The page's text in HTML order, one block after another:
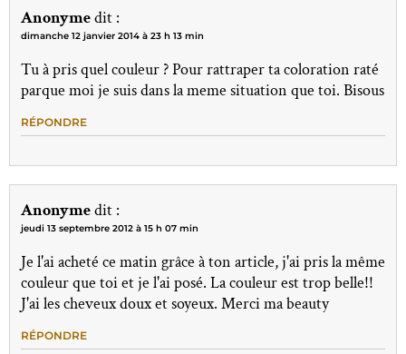
Anonymedit :
dimanche 12 janvier 2014 à 23 h 13 min
Tu à pris quel couleur ? Pour rattraper ta coloration raté
parque moi je suis dans la meme situation que toi. Bisous
RÉPONDRE
Anonymedit :
jeudi 13 septembre 2012 à 15 h 07 min
Je l'ai acheté ce matin grâce à ton article, j'ai pris la même
couleur que toi et je l'ai posé. La couleur est trop belle!!
J'ai les cheveux doux et soyeux. Merci ma beauty
RÉPONDRE